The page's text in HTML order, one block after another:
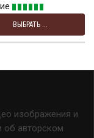
ВЫБРАТЬ ...
изображения и
об авторском